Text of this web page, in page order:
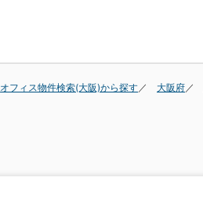
オフィス物件検索(大阪)から探す 大阪府